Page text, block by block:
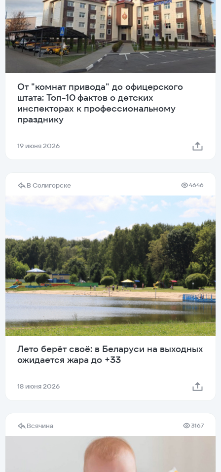
От "комнат привода" до офицерского
штата: Топ-10 фактов о детских
инспекторах к профессиональному
празднику
19 июня 2026
В Солигорске 4646
Лето берёт своё: в Беларуси на выходных
ожидается жара до +33
18 июня 2026
Всячина 3167